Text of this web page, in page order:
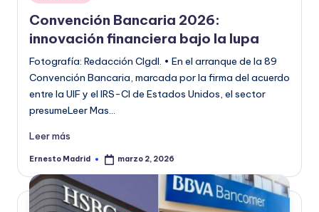
en
Convención Bancaria 2026:
innovación financiera bajo la lupa
Fotografía: Redacción CIgdl. • En el arranque de la 89
Convención Bancaria, marcada por la firma del acuerdo
entre la UIF y el IRS-CI de Estados Unidos, el sector
presumeLeer Mas…
Leer más
Publicado
Ernesto Madrid marzo 2, 2026